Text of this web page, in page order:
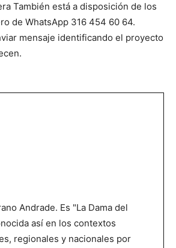
También está a disposición de los
de WhatsApp 316 454 60 64.
mensaje identificando el proyecto
Andrade. Es "La Dama del
así en los contextos
regionales y nacionales por